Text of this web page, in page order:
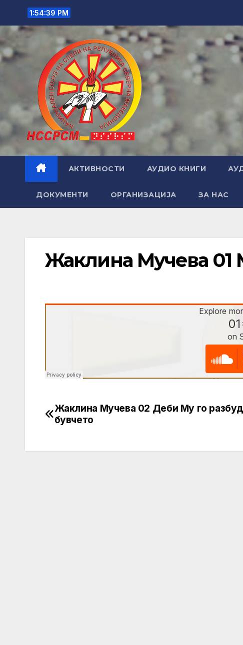
content
1:54:40 PM
АКТИВНОСТИ АУДИО КНИГИ
ДОКУМЕНТИ ОРГАНИЗАЦИЈА ЗА НАС
Жаклина Мучева 01
Post
Жаклина Мучева 02 Деби Му го
бувчето